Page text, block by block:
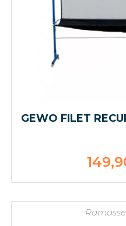
GEWO FILET